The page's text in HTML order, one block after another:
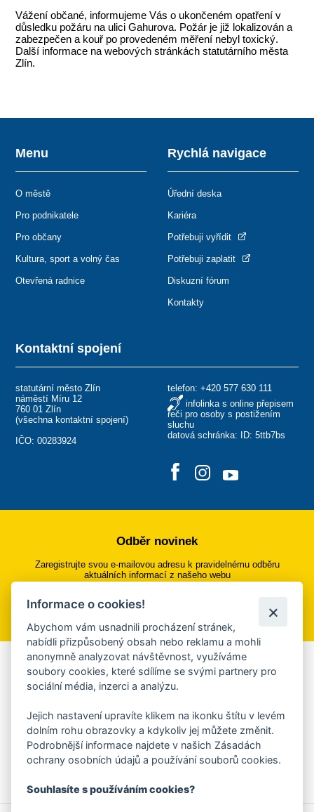
Vážení občané, informujeme Vás o ukončeném opatření v
důsledku požáru na ulici Gahurova. Požár je již lokalizován a
zabezpečen a kouř po provedeném měření nebyl toxický.
Další informace na webových stránkách statutárního města
Zlín.
Kontaktní spojení
statutární město Zlín
náměstí Míru 12
760 01 Zlín
(všechna kontaktní spojení)
IČO: 00283924
telefon: +420 577 630 111
infolinka s online přepisem
řeči pro osoby s postižením
sluchu
datová schránka: ID: 5ttb7bs
Menu
O městě
Pro podnikatele
Pro občany
Kultura, sport a volný čas
Otevřená radnice
Rychlá navigace
Úřední deska
Kariéra
Potřebuji vyřídit
Potřebuji zaplatit
Diskuzní fórum
Kontakty
Odběr novinek
Zaregistrujte svou e-mailovou adresu k pravidelnému odběru
aktuálních informací z našeho webu
Přihlásit se k odběru
Aplikace Mobilní rozhlas
Chcete dostávat do svého mobilu či mailu upozornění na
ankety, pozvánky na kulturní a sportovní akce?
Více informací o aplikaci
Informace o cookies!
Abychom vám usnadnili procházení stránek,
nabídli přizpůsobený obsah nebo reklamu a mohli
anonymně analyzovat návštěvnost, využíváme
soubory cookies, které sdílíme se svými partnery pro
sociální média, inzerci a analýzu.
Jejich nastavení upravíte klikem na ikonku štítu v levém
dolním rohu obrazovky a kdykoliv jej můžete změnit.
Podrobnější informace najdete v našich Zásadách
ochrany osobních údajů a používání souborů cookies.
Souhlasíte s používáním cookies?